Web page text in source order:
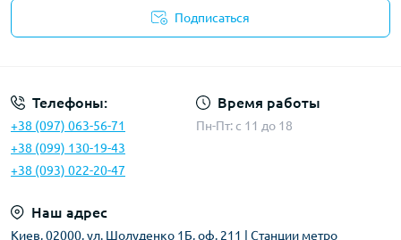
Подписаться
Телефоны:
+38 (097) 063-56-71
+38 (099) 130-19-43
+38 (093) 022-20-47
Время работы
Пн-Пт: c 11 до 18
Наш адрес
Киев, 02000, ул. Шолуденко 1Б, оф. 211 | Станции метро